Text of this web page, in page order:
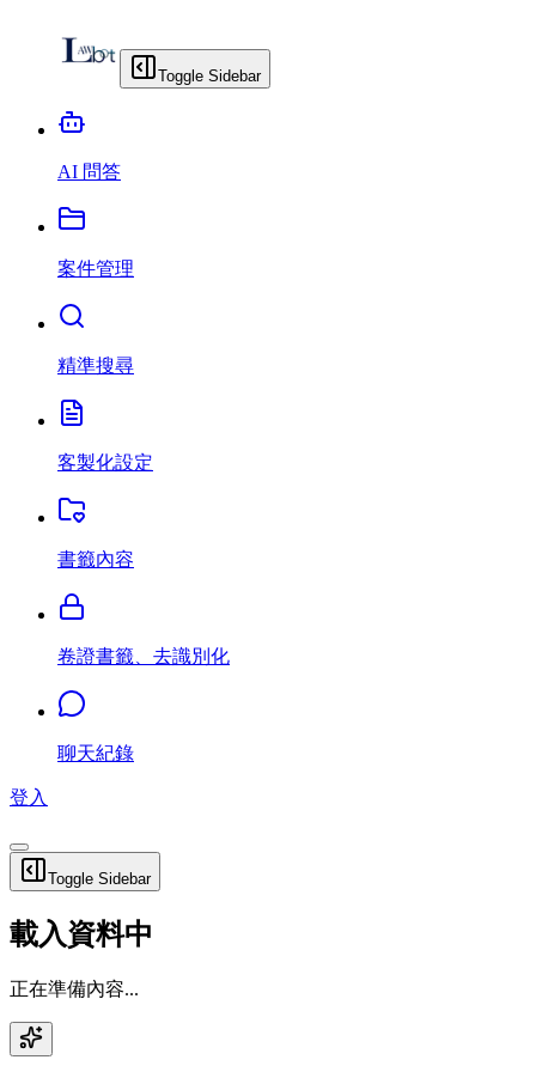
Toggle Sidebar
AI 問答
案件管理
精準搜尋
客製化設定
書籤內容
卷證書籤、去識別化
聊天紀錄
登入
Toggle Sidebar
載入資料中
正在準備內容...